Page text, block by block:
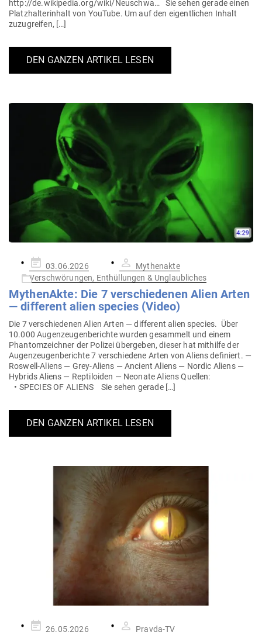
http://de.wikipedia.org/wiki/Neuschwa… Sie sehen gerade einen
Platz­hal­ter­inhalt von YouTube. Um auf den eigent­lichen Inhalt
zuzugreifen, […]
DEN GANZEN ARTIKEL LESEN
Gepostet
am
03.06.2026
Mythenakte
Verschwörungen, Enthüllungen & Unglaubliches
Mythe­nAkte: Die 7 ver­schie­denen Alien Arten
— dif­ferent alien species (Video)
Die 7 ver­schie­denen Alien Arten — dif­ferent alien species. Über
10.000 Augen­zeu­gen­be­richte wurden gesammelt und einem
Phan­tom­zeichner der Polizei über­geben, dieser hat mit­hilfe der
Augen­zeu­gen­be­richte 7 ver­schiedene Arten von Aliens defi­niert. —
Roswell-Aliens — Grey-Aliens — Ancient Aliens — Nordic Aliens —
Hybrids Aliens — Rep­ti­loiden — Neonate Aliens Quellen:
• SPECIES OF ALIENS Sie sehen gerade […]
DEN GANZEN ARTIKEL LESEN
Gepostet
26.05.2026
Pravda-TV